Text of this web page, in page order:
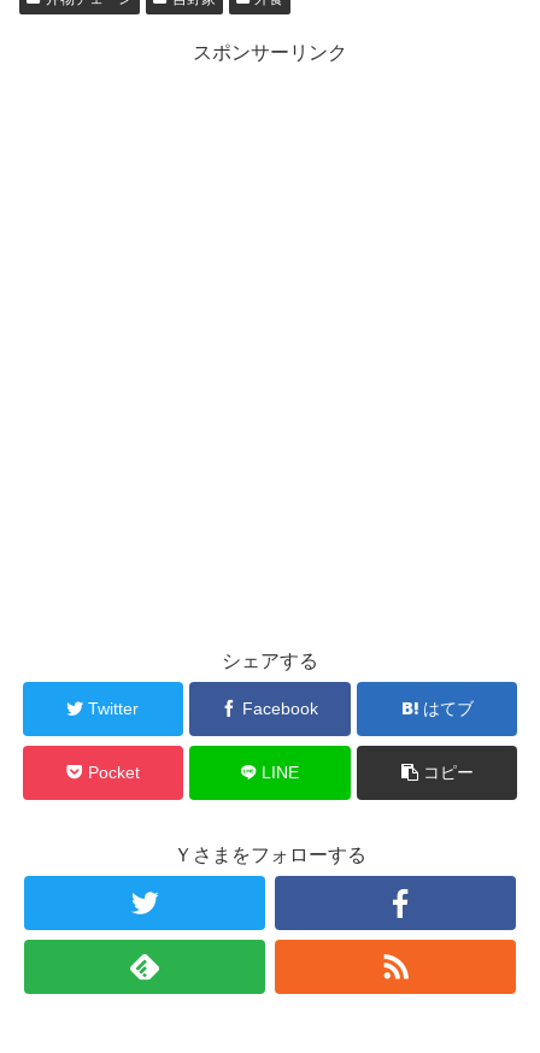
スポンサーリンク
シェアする
Twitter Facebook はてブ
Pocket LINE コピー
Ｙさまをフォローする